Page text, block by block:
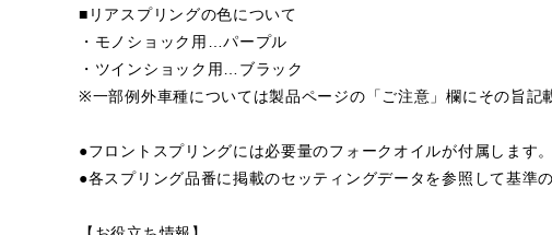
■リアスプリングの色について
・モノショック用…パープル
・ツインショック用…ブラック
※一部例外車種については製品ページの「ご注意」欄にその旨記
●フロントスプリングには必要量のフォークオイルが付属します。
●各スプリング品番に掲載のセッティングデータを参照して基準